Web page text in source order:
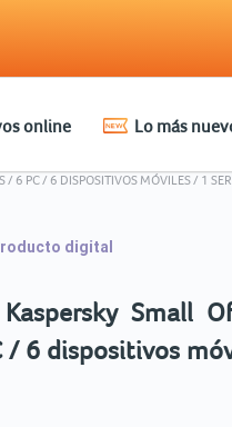
online Lo más
6 PC / 6 DISPOSITIVOS MÓVILES / 1
digital
Small
/ 6 dispositivos